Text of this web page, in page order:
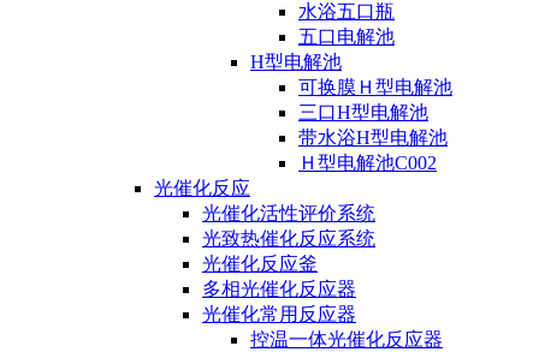
水浴五口瓶
五口电解池
H型电解池
可换膜Ｈ型电解池
三口H型电解池
带水浴H型电解池
Ｈ型电解池C002
光催化反应
光催化活性评价系统
光致热催化反应系统
光催化反应釜
多相光催化反应器
光催化常用反应器
控温一体光催化反应器